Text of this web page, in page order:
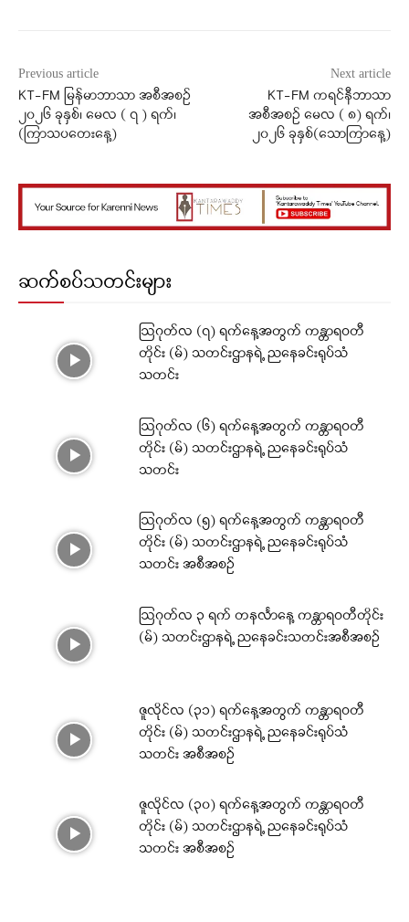
Previous article
KT-FM မြန်မာဘာသာ အစီအစဉ်
၂၀၂၆ ခုနှစ်၊ မေလ ( ၇ ) ရက်၊
(ကြာသပတေးနေ့)
Next article
KT-FM ကရင်နီဘာသာ
အစီအစဉ် မေလ ( ၈) ရက်၊
၂၀၂၆ ခုနှစ်(သောကြာနေ့)
ဆက်စပ်သတင်းများ
ဩဂုတ်လ (၇) ရက်နေ့အတွက် ကန္တာရဝတီ
တိုင်း (မ်) သတင်းဌာနရဲ့ ညနေခင်းရုပ်သံ
သတင်း
ဩဂုတ်လ (၆) ရက်နေ့အတွက် ကန္တာရဝတီ
တိုင်း (မ်) သတင်းဌာနရဲ့ ညနေခင်းရုပ်သံ
သတင်း
ဩဂုတ်လ (၅) ရက်နေ့အတွက် ကန္တာရဝတီ
တိုင်း (မ်) သတင်းဌာနရဲ့ ညနေခင်းရုပ်သံ
သတင်း အစီအစဉ်
ဩဂုတ်လ ၃ ရက် တနင်္လာနေ့ ကန္တာရဝတီတိုင်း
(မ်) သတင်းဌာနရဲ့ ညနေခင်းသတင်းအစီအစဉ်
ဇူလိုင်လ (၃၁) ရက်နေ့အတွက် ကန္တာရဝတီ
တိုင်း (မ်) သတင်းဌာနရဲ့ ညနေခင်းရုပ်သံ
သတင်း အစီအစဉ်
ဇူလိုင်လ (၃၀) ရက်နေ့အတွက် ကန္တာရဝတီ
တိုင်း (မ်) သတင်းဌာနရဲ့ ညနေခင်းရုပ်သံ
သတင်း အစီအစဉ်